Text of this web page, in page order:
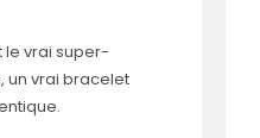
le vrai super-
un vrai bracelet